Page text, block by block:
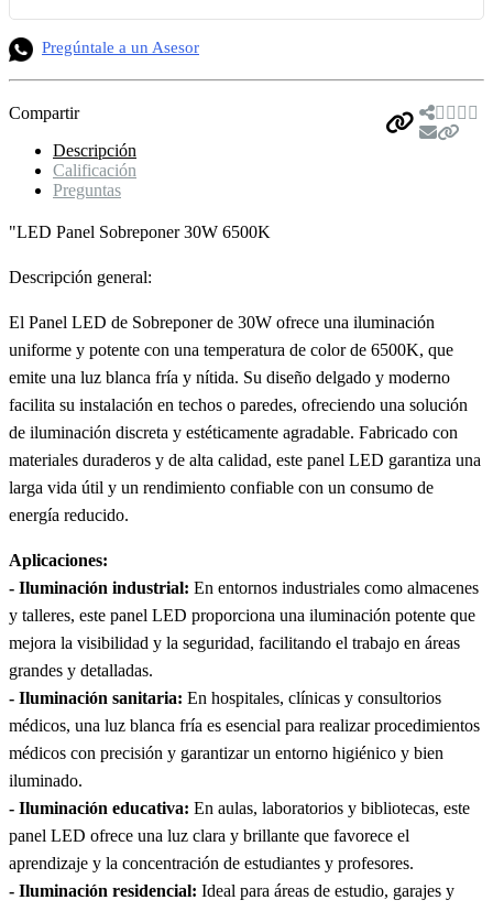
Pregúntale a un Asesor
Compartir
Descripción
Calificación
Preguntas
"LED Panel Sobreponer 30W 6500K
Descripción general:
El Panel LED de Sobreponer de 30W ofrece una iluminación
uniforme y potente con una temperatura de color de 6500K, que
emite una luz blanca fría y nítida. Su diseño delgado y moderno
facilita su instalación en techos o paredes, ofreciendo una solución
de iluminación discreta y estéticamente agradable. Fabricado con
materiales duraderos y de alta calidad, este panel LED garantiza una
larga vida útil y un rendimiento confiable con un consumo de
energía reducido.
Aplicaciones:
- Iluminación industrial: En entornos industriales como almacenes
y talleres, este panel LED proporciona una iluminación potente que
mejora la visibilidad y la seguridad, facilitando el trabajo en áreas
grandes y detalladas.
- Iluminación sanitaria: En hospitales, clínicas y consultorios
médicos, una luz blanca fría es esencial para realizar procedimientos
médicos con precisión y garantizar un entorno higiénico y bien
iluminado.
- Iluminación educativa: En aulas, laboratorios y bibliotecas, este
panel LED ofrece una luz clara y brillante que favorece el
aprendizaje y la concentración de estudiantes y profesores.
- Iluminación residencial: Ideal para áreas de estudio, garajes y